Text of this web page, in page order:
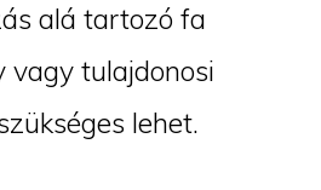
alá tartozó fa
vagy tulajdonosi
lehet.